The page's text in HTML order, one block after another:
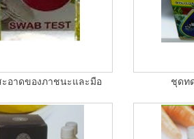
อาดของภาชนะและมือ ชุดท